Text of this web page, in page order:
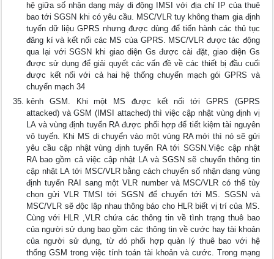
hệ giữa số nhận dạng máy di động IMSI với địa chỉ IP của thuê
bao tới SGSN khi có yêu cầu. MSC/VLR tuy không tham gia định
tuyến dữ liệu GPRS nhưng được dùng để tiến hành các thủ tục
đăng kí và kết nối các MS của GPRS. MSC/VLR được tác động
qua lại với SGSN khi giao diện Gs được cài đặt, giao diện Gs
được sử dụng để giải quyết các vấn đề về các thiết bị đầu cuối
được kết nối với cả hai hệ thống chuyển mạch gói GPRS và
chuyển mạch 34
kênh GSM. Khi một MS được kết nối tới GPRS (GPRS
attacked) và GSM (IMSI attached) thì việc cập nhật vùng định vị
LA và vùng định tuyến RA được phối hợp để tiết kiệm tài nguyên
vô tuyến. Khi MS di chuyển vào một vùng RA mới thì nó sẽ gửi
yêu cầu cập nhật vùng định tuyến RA tới SGSN.Việc cập nhật
RA bao gồm cả việc cập nhật LA và SGSN sẽ chuyển thông tin
cập nhật LA tới MSC/VLR bằng cách chuyển số nhận dạng vùng
định tuyến RAI sang một VLR number và MSC/VLR có thể tùy
chọn gửi VLR TMSI tới SGSN để chuyển tới MS. SGSN và
MSC/VLR sẽ độc lập nhau thông báo cho HLR biết vị trí của MS.
Cùng với HLR ,VLR chứa các thông tin về tình trạng thuê bao
của người sử dụng bao gồm các thông tin về cước hay tài khoản
của người sử dụng, từ đó phối hợp quản lý thuê bao với hệ
thống GSM trong việc tính toán tài khoản và cước. Trong mạng